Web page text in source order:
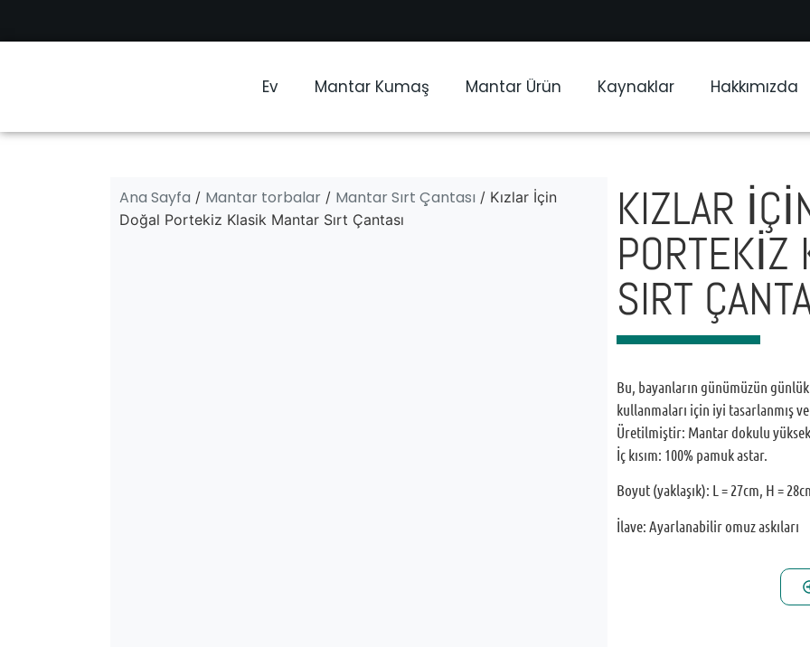
Ev Mantar Kumaş Mantar Ürün Kaynaklar Hakkımızda
Ana Sayfa / Mantar torbalar / Mantar Sırt Çantası / Kızlar İçin
Doğal Portekiz Klasik Mantar Sırt Çantası
KIZLAR
PORTEKIZ
SIRT
Bu, bayanların günümüzün
kullanmaları için iyi tasarlanmış
Üretilmiştir: Mantar dokulu
İç kısım: 100% pamuk astar.
Boyut (yaklaşık): L = 27cm, H =
İlave: Ayarlanabilir omuz askıları